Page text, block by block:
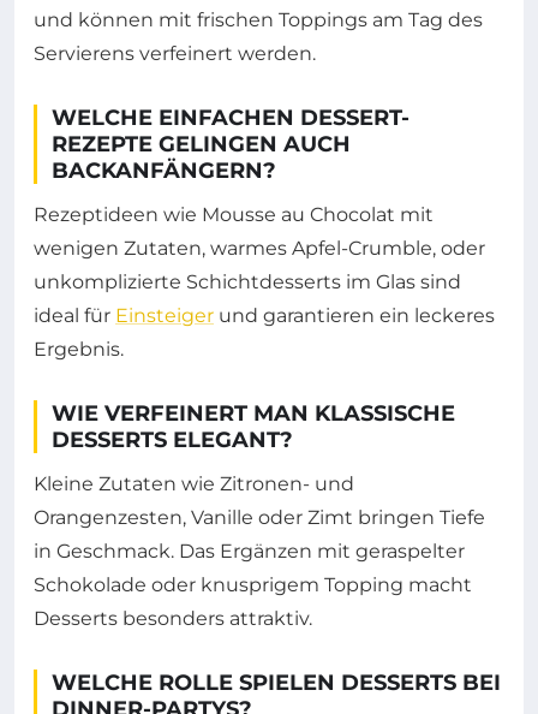
und können mit frischen Toppings am Tag des
Servierens verfeinert werden.
WELCHE EINFACHEN DESSERT-
REZEPTE GELINGEN AUCH
BACKANFÄNGERN?
Rezeptideen wie Mousse au Chocolat mit
wenigen Zutaten, warmes Apfel-Crumble, oder
unkomplizierte Schichtdesserts im Glas sind
ideal für Einsteiger und garantieren ein leckeres
Ergebnis.
WIE VERFEINERT MAN KLASSISCHE
DESSERTS ELEGANT?
Kleine Zutaten wie Zitronen- und
Orangenzesten, Vanille oder Zimt bringen Tiefe
in Geschmack. Das Ergänzen mit geraspelter
Schokolade oder knusprigem Topping macht
Desserts besonders attraktiv.
WELCHE ROLLE SPIELEN DESSERTS BEI